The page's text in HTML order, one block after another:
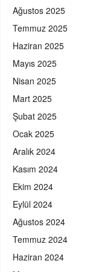
Ağustos 2025
Temmuz 2025
Haziran 2025
Mayıs 2025
Nisan 2025
Mart 2025
Şubat 2025
Ocak 2025
Aralık 2024
Kasım 2024
Ekim 2024
Eylül 2024
Ağustos 2024
Temmuz 2024
Haziran 2024